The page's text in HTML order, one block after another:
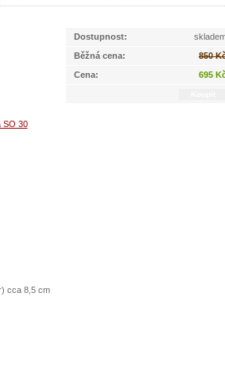
Dostupnost:
Běžná cena:
850
Cena:
695
cca 8,5 cm